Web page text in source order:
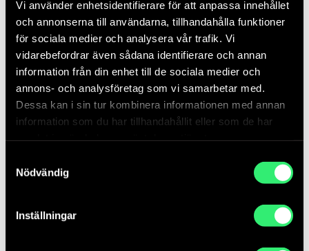
Vi använder enhetsidentifierare för att anpassa innehållet
och annonserna till användarna, tillhandahålla funktioner
för sociala medier och analysera vår trafik. Vi
vidarebefordrar även sådana identifierare och annan
information från din enhet till de sociala medier och
annons- och analysföretag som vi samarbetar med.
Dessa kan i sin tur kombinera informationen med annan
information som du har tillhandahållit eller som de har
Nödvändig
Inställningar
årsredovisning 2022
Statens konstråd fyllde 85 år förra året.
Sedan 1937 har vi verkat för att konsten
ska bli tillgängligare för fler – att konsten
ska bli allas genom att ta plats i de
gemensamma rummen där den kan möta
människor mitt i...